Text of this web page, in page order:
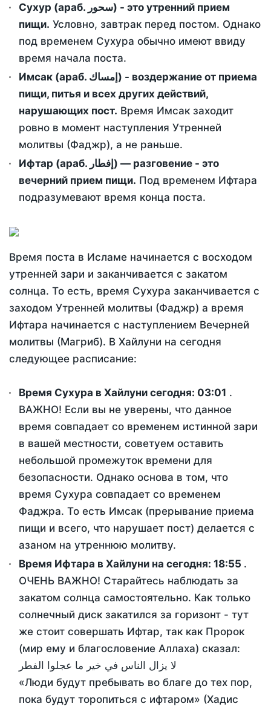
Сухур (араб. سحور) - это утренний прием
пищи. Условно, завтрак перед постом. Однако
под временем Сухура обычно имеют ввиду
время начала поста.
Имсак (араб. إمساك) - воздержание от приема
пищи, питья и всех других действий,
нарушающих пост. Время Имсак заходит
ровно в момент наступления Утренней
молитвы (Фаджр), а не раньше.
Ифтар (араб. إفطار) — разговение - это
вечерний прием пищи. Под временем Ифтара
подразумевают время конца поста.
Время поста в Исламе начинается с восходом
утренней зари и заканчивается с закатом
солнца. То есть, время Сухура заканчивается с
заходом Утренней молитвы (Фаджр) а время
Ифтара начинается с наступлением Вечерней
молитвы (Магриб). В Хайлуни на сегодня
следующее расписание:
Время Сухура в Хайлуни сегодня: 03:01 .
ВАЖНО! Если вы не уверены, что данное
время совпадает со временем истинной зари
в вашей местности, советуем оставить
небольшой промежуток времени для
безопасности. Однако основа в том, что
время Сухура совпадает со временем
Фаджра. То есть Имсак (прерывание приема
пищи и всего, что нарушает пост) делается с
азаном на утреннюю молитву.
Время Ифтара в Хайлуни на сегодня: 18:55 .
ОЧЕНЬ ВАЖНО! Старайтесь наблюдать за
закатом солнца самостоятельно. Как только
солнечный диск закатился за горизонт - тут
же стоит совершать Ифтар, так как Пророк
(мир ему и благословение Аллаха) сказал:
لا يزال الناس في خير ما عجلوا الفطر
«Люди будут пребывать во благе до тех пор,
пока будут торопиться с ифтаром» (Хадис